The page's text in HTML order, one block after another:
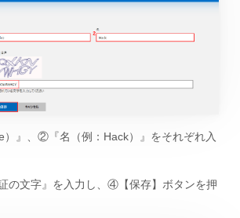
』、②『名（例：Hack）』をそれぞれ入
の文字』を入力し、④【保存】ボタンを押